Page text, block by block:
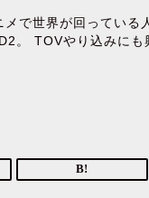
で世界が回っている
。 TOVやり込みにも